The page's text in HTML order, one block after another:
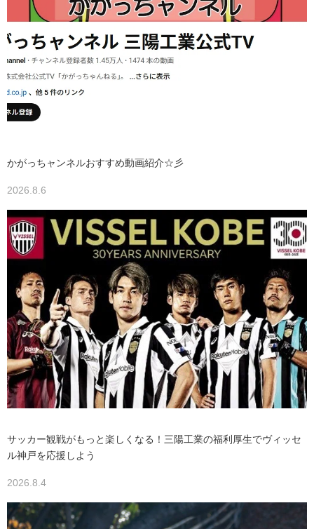
かがっちャンネルおすすめ動画紹介☆彡
2026.8.6
サッカー観戦がもっと楽しくなる！三陽工業の福利厚生でヴィッセ
ル神戸を応援しよう
2026.8.4